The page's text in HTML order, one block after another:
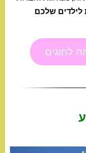
לילדים שלכם
לחוגים